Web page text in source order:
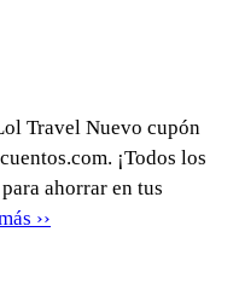
Travel Nuevo cupón
¡Todos los
ahorrar en tus
››